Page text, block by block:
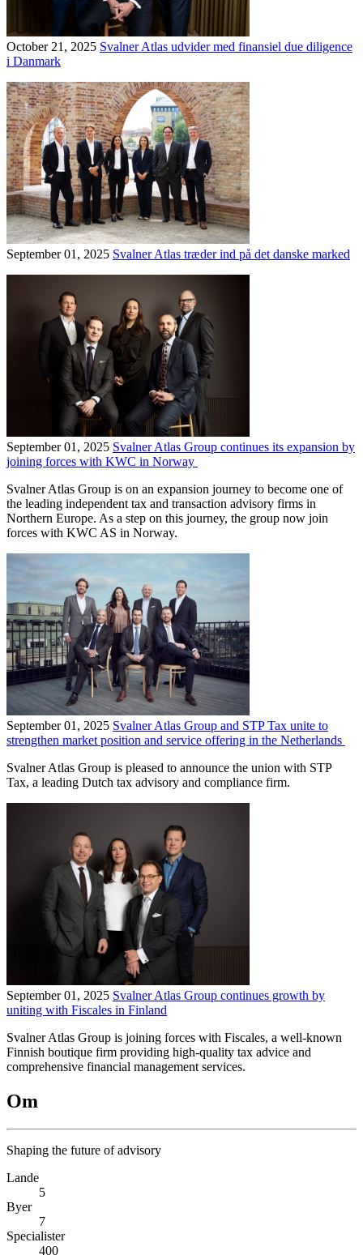
October 21, 2025 Svalner Atlas udvider med finansiel due diligence
i Danmark
September 01, 2025 Svalner Atlas træder ind på det danske marked
September 01, 2025 Svalner Atlas Group continues its expansion by
joining forces with KWC in Norway
Svalner Atlas Group is on an expansion journey to become one of
the leading independent tax and transaction advisory firms in
Northern Europe. As a step on this journey, the group now join
forces with KWC AS in Norway.
September 01, 2025 Svalner Atlas Group and STP Tax unite to
strengthen market position and service offering in the Netherlands
Svalner Atlas Group is pleased to announce the union with STP
Tax, a leading Dutch tax advisory and compliance firm.
September 01, 2025 Svalner Atlas Group continues growth by
uniting with Fiscales in Finland
Svalner Atlas Group is joining forces with Fiscales, a well-known
Finnish boutique firm providing high-quality tax advice and
comprehensive financial management services.
Om
Shaping the future of advisory
Lande
5
Byer
7
Specialister
400